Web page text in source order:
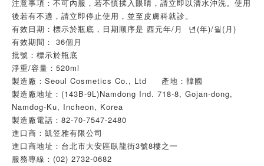
注意事項：不可內服，若不慎揉入眼睛，請立即以清水沖洗。使用
後若有不適，請立即停止使用，並至皮膚科就診。
有效日期：標示於瓶底，日期顺序是 西元年/月 년(年)/월(月)
有效期間： 36個月
批號：標示於瓶底
淨重/容量：520ml
製造廠：Seoul Cosmetics Co., Ltd 產地：韓國
製造廠地址：(143B-9L)Namdong Ind. 718-8, Gojan-dong,
Namdog-Ku, Incheon, Korea
製造廠電話：82-70-7547-2480
進口商：凱笠雅有限公司
進口商地址：台北市大安區臥龍街3號8樓之一
服務專線：(02) 2732-0682